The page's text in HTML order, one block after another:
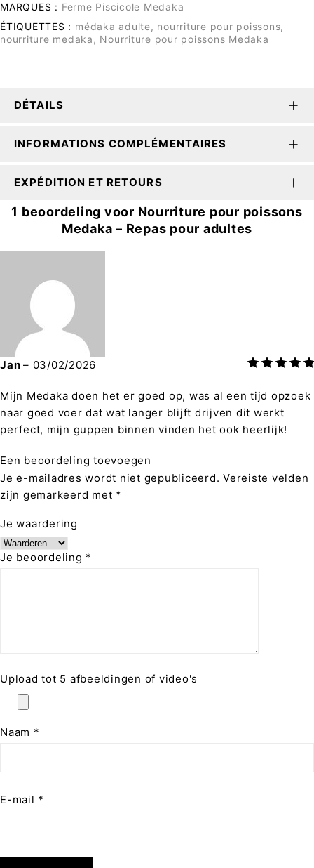
MARQUES : Ferme Piscicole Medaka
ÉTIQUETTES : médaka adulte, nourriture pour poissons,
nourriture medaka , Nourriture pour poissons Medaka
DÉTAILS
INFORMATIONS COMPLÉMENTAIRES
EXPÉDITION ET RETOURS
1 beoordeling voor Nourriture pour poissons
Medaka – Repas pour adultes
Jan – 03/02/2026
Mijn Medaka doen het er goed op, was al een tijd opzoek
naar goed voer dat wat langer blijft drijven dit werkt
perfect, mijn guppen binnen vinden het ook heerlijk!
Een beoordeling toevoegen
Je e-mailadres wordt niet gepubliceerd. Vereiste velden
zijn gemarkeerd met *
Je waardering
Je beoordeling *
Upload tot 5 afbeeldingen of video's
Naam *
E-mail *